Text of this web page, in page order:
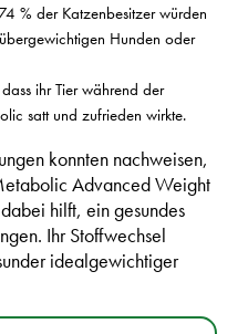
% der Katzenbesitzer würden
Hunden oder
ihr Tier während der
satt und zufrieden wirkte.
konnten nachweisen,
Advanced Weight
hilft, ein gesundes
Ihr Stoffwechsel
idealgewichtiger